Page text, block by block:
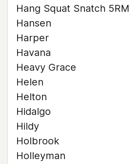
Hang Squat Snatch 5RM
Hansen
Harper
Havana
Heavy Grace
Helen
Helton
Hidalgo
Hildy
Holbrook
Holleyman